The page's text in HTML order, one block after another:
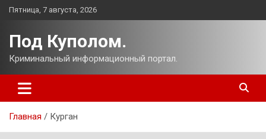
Перейти
Пятница, 7 августа, 2026
Под Куполом.
Криминальный информационный портал.
Главная Курган